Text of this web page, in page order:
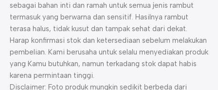
sebagai bahan inti dan ramah untuk semua jenis rambut
termasuk yang berwarna dan sensitif. Hasilnya rambut
terasa halus, tidak kusut dan tampak sehat dari dekat.
Harap konfirmasi stok dan ketersediaan sebelum melakukan
pembelian. Kami berusaha untuk selalu menyediakan produk
yang Kamu butuhkan, namun terkadang stok dapat habis
karena permintaan tinggi.
Disclaimer: Foto produk mungkin sedikit berbeda dari